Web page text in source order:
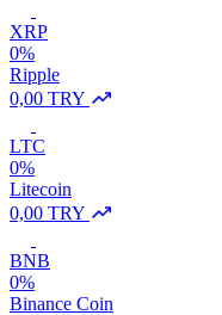
XRP
0%
Ripple
0,00 TRY
LTC
0%
Litecoin
0,00 TRY
BNB
0%
Binance Coin